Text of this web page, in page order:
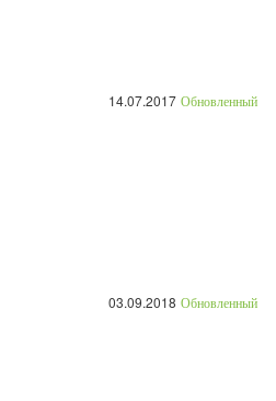
14.07.2017 Обновленный
03.09.2018 Обновленный